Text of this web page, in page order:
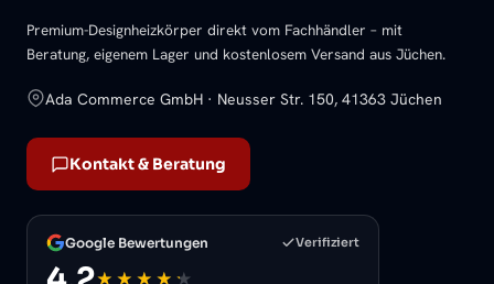
Premium-Designheizkörper direkt vom Fachhändler – mit
Beratung, eigenem Lager und kostenlosem Versand aus Jüchen.
Ada Commerce GmbH · Neusser Str. 150, 41363 Jüchen
Kontakt & Beratung
Google Bewertungen Verifiziert